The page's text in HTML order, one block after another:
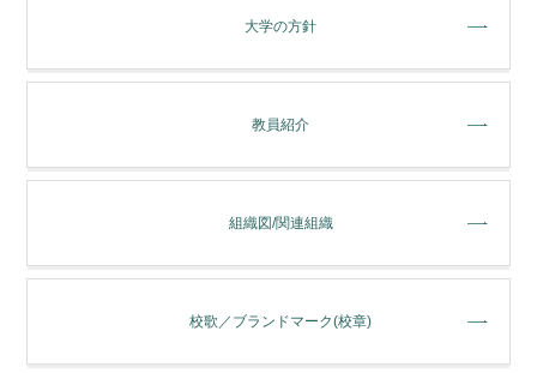
大学の方針
教員紹介
組織図/関連組織
校歌／ブランドマーク(校章)